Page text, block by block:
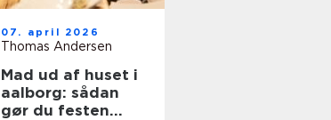
07. april 2026
Thomas Andersen
Mad ud af huset i
aalborg: sådan
gør du festen